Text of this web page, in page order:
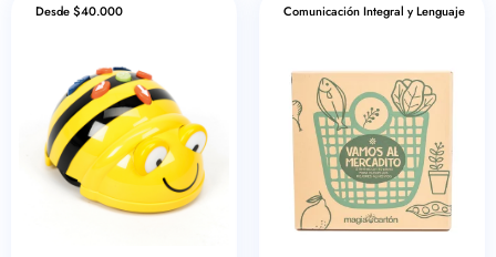
Desde $40.000 Comunicación Integral y Lenguaje